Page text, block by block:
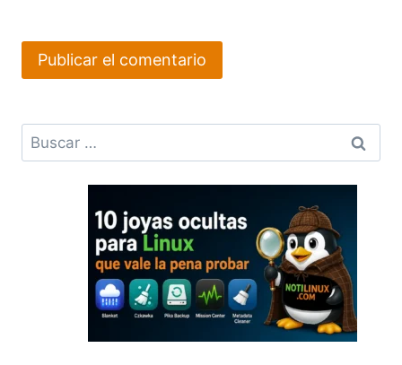
Buscar: